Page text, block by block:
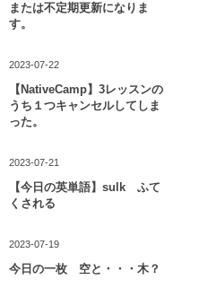
または不定期更新になりま
す。
2023-07-22
【NativeCamp】3レッスンの
うち１つキャンセルしてしま
った。
2023-07-21
【今日の英単語】sulk ふて
くされる
2023-07-19
今日の一枚 空と・・・木？